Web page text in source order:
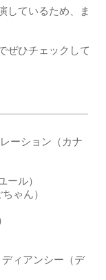
しているため、ま
ぜひチェックして
ーション（カナ
ール）
ゃん）
ィアンシー（デ